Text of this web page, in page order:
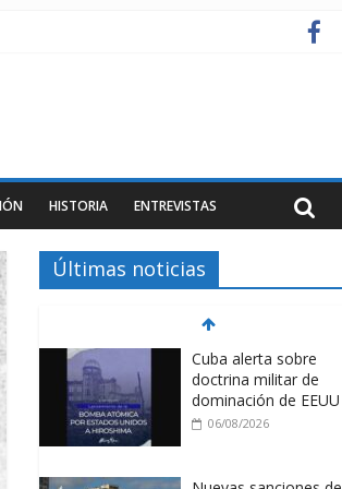
HISTORIA ENTREVISTAS
Últimas noticias
Cuba alerta sobre
doctrina militar de
dominación de EEUU
06/08/2026